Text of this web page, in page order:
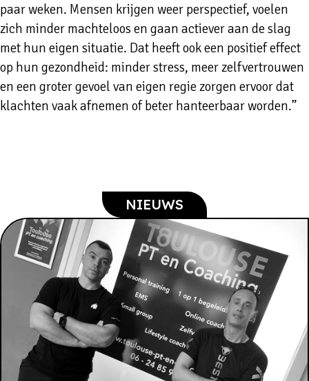
paar weken. Mensen krijgen weer perspectief, voelen
zich minder machteloos en gaan actiever aan de slag
met hun eigen situatie. Dat heeft ook een positief effect
op hun gezondheid: minder stress, meer zelfvertrouwen
en een groter gevoel van eigen regie zorgen ervoor dat
klachten vaak afnemen of beter hanteerbaar worden.”
NIEUWS